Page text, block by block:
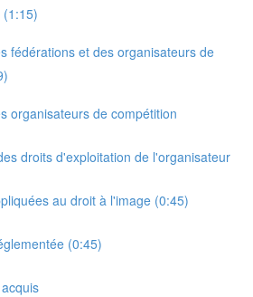
fédérations et des organisateurs de
organisateurs de compétition
droits d'exploitation de l'organisateur
au droit à l'image (0:45)
(0:45)